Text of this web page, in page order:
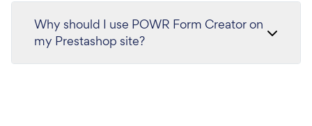
Why should I use POWR Form Creator on
my Prestashop site?